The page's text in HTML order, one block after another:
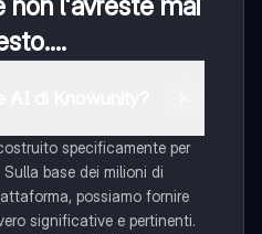
non l'avreste mai
specificamente per
base dei milioni di
possiamo fornire
significative e pertinenti.